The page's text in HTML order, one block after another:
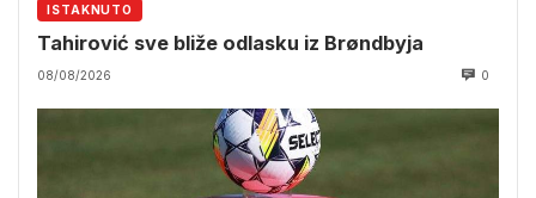
ISTAKNUTO
Tahirović sve bliže odlasku iz Brøndbyja
08/08/2026 0